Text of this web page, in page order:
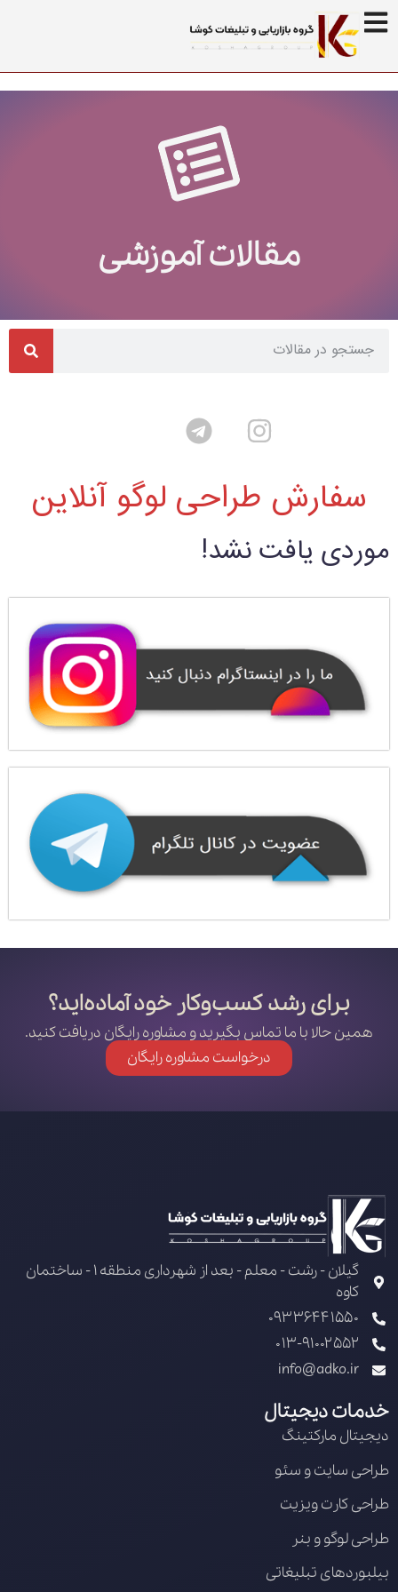
مقالات آموزشی
سفارش طراحی لوگو آنلاین
موردی یافت نشد!
برای رشد کسب‌وکار خود آماده‌اید؟
همین حالا با ما تماس بگیرید و مشاوره رایگان دریافت کنید.
درخواست مشاوره رایگان
گیلان - رشت - معلم - بعد از شهرداری منطقه 1 - ساختمان
کاوه
09336441550
013-91002552
info@adko.ir
خدمات دیجیتال
دیجیتال مارکتینگ
طراحی سایت و سئو
طراحی کارت ویزیت
طراحی لوگو و بنر
بیلبوردهای تبلیغاتی